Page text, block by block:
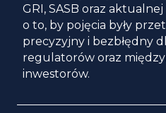
GRI, SASB oraz
o to, by pojęcia były
precyzyjny i bezbłędny
regulatorów oraz
inwestorów.